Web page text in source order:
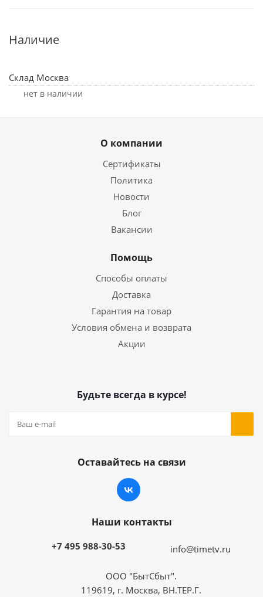
Наличие
Склад Москва
Нет в наличии
О компании
Сертификаты
Политика
Новости
Блог
Вакансии
Помощь
Способы оплаты
Доставка
Гарантия на товар
Условия обмена и возврата
Акции
Будьте всегда в курсе!
Оставайтесь на связи
Наши контакты
+7 495 988-30-53 info@timetv.ru
ООО "БытСбыт".
119619, г. Москва, ВН.ТЕР.Г.